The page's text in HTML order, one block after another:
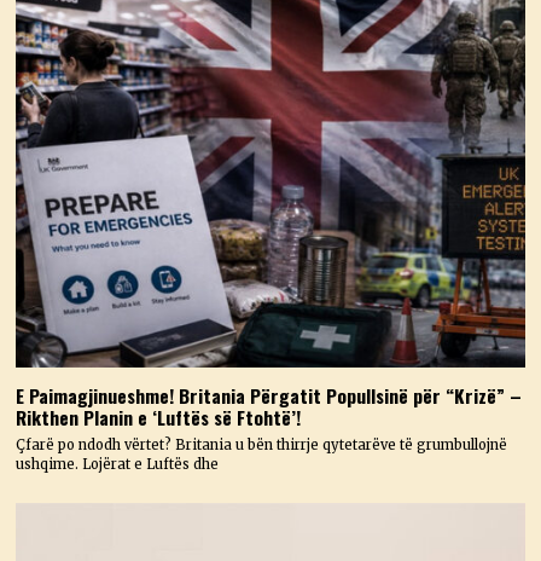
E Paimagjinueshme! Britania Përgatit Popullsinë për “Krizë” –
Rikthen Planin e ‘Luftës së Ftohtë’!
Çfarë po ndodh vërtet? Britania u bën thirrje qytetarëve të grumbullojnë
ushqime. Lojërat e Luftës dhe